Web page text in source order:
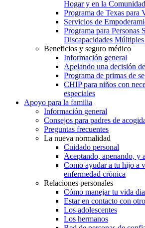
Hogar y en la
Programa de Texas
Servicios de
Programa para Personas
Discapacidades
Beneficios y seguro médico
Información general
Apelando una decisión
Programa de primas de
CHIP para niños con
especiales
Apoyo para la familia
Información general
Consejos para padres de
Preguntas frecuentes
La nueva normalidad
Cuidado personal
Aceptando, apenando, y
Como ayudar a tu hijo a
enfermedad crónica
Relaciones personales
Cómo manejar tu vida
Estar en contacto con
Los adolescentes
Los hermanos